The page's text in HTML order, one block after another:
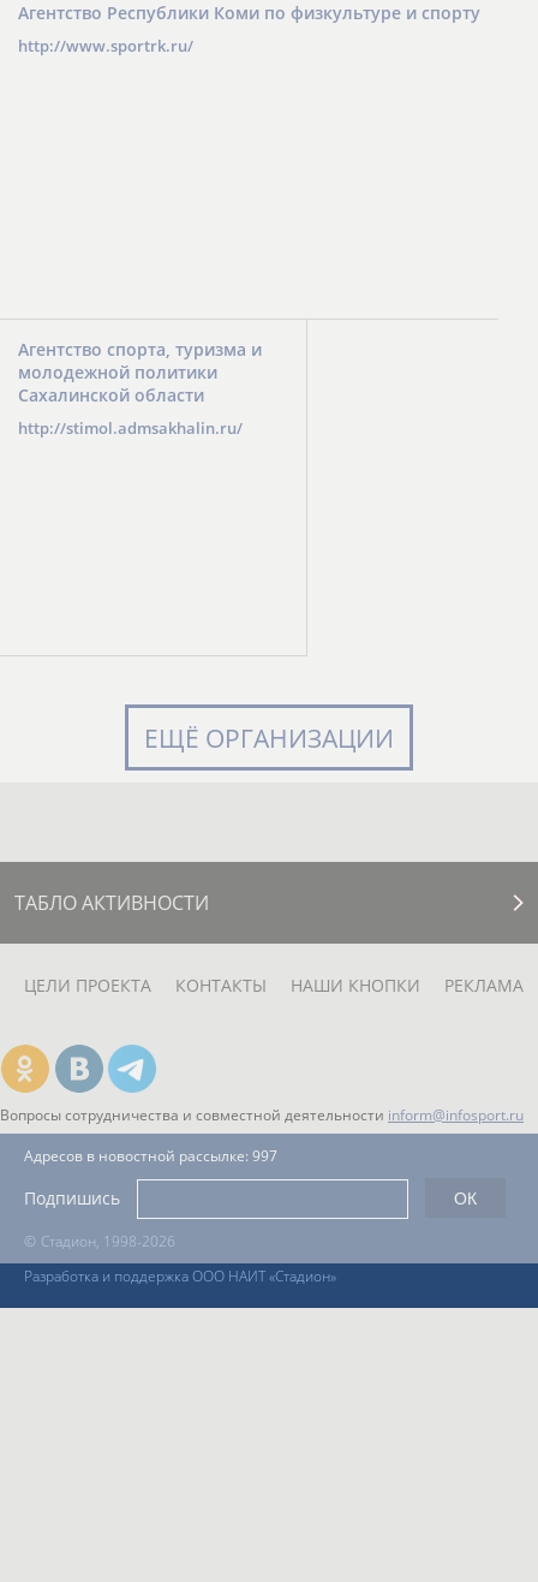
Агентство Республики Коми по физкультуре и спорту
http://www.sportrk.ru/
Агентство спорта, туризма и
молодежной политики
Сахалинской области
http://stimol.admsakhalin.ru/
ЕЩЁ ОРГАНИЗАЦИИ
ТАБЛО АКТИВНОСТИ
ЦЕЛИ ПРОЕКТА КОНТАКТЫ НАШИ КНОПКИ РЕКЛАМА
Вопросы сотрудничества и совместной деятельности inform@infosport.ru
© Стадион, 1998-2026
Разработка и поддержка ООО НАИТ «Стадион»
Адресов в новостной рассылке: 997
Подпишись